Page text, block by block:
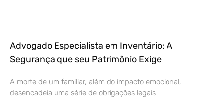
Advogado Especialista em Inventário: A
Segurança que seu Patrimônio Exige
A morte de um familiar, além do impacto emocional,
desencadeia uma série de obrigações legais